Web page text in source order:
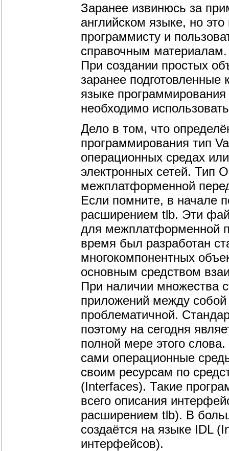
Заранее извинюсь за
английском языке, но
программисту и
справочным материалам.
При создании простых
заранее
языке
необходимо
Дело в том, что
программирования тип
операционных средах
электронных сетей. Тип
межплатформенной
Если помните, в начале
расширением tlb. Эти
для межплатформенной
время был разработан
многокомпонентных
основным средством
При наличии множества
приложений между
проблематичной.
поэтому на сегодня
полной мере этого
сами операционные
своим ресурсам по
(Interfaces). Такие
всего описания
расширением tlb). В
создаётся на языке IDL
интерфейсов).